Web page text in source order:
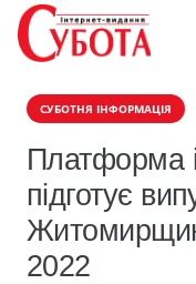
СУБОТНЯ ІНФОРМАЦІЯ
Платформа
підготує
2022